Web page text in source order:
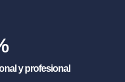
y profesional